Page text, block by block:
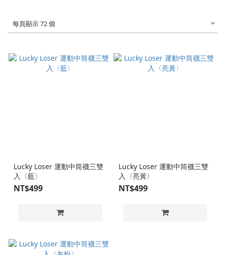
每頁顯示 72 個
Lucky Loser 運動中筒襪三雙
入〈藍〉
NT$499
Lucky Loser 運動中筒襪三雙
入〈亮黃〉
NT$499